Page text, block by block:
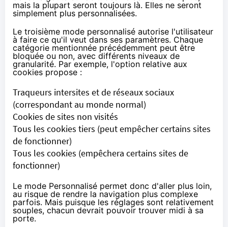
mais la plupart seront toujours là. Elles ne seront
simplement plus personnalisées.
Le troisième mode personnalisé autorise l'utilisateur
à faire ce qu'il veut dans ses paramètres. Chaque
catégorie mentionnée précédemment peut être
bloquée ou non, avec différents niveaux de
granularité. Par exemple, l'option relative aux
cookies propose :
Traqueurs intersites et de réseaux sociaux
(correspondant au monde normal)
Cookies de sites non visités
Tous les cookies tiers (peut empêcher certains sites
de fonctionner)
Tous les cookies (empêchera certains sites de
fonctionner)
Le mode Personnalisé permet donc d'aller plus loin,
au risque de rendre la navigation plus complexe
parfois. Mais puisque les réglages sont relativement
souples, chacun devrait pouvoir trouver midi à sa
porte.